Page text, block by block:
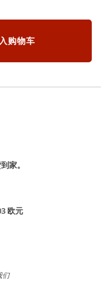
家。
欧元
们
购物车